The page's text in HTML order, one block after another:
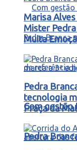
Com gestão
Pedra
Marisa
Mister
Muita
Pedra
tecnologia
Praça da